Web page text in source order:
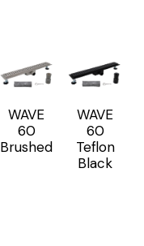
WAVE
60
Brushed
WAVE
60
Teflon
Black